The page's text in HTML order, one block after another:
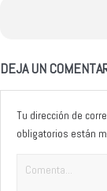
DEJA UN
Tu dirección de
obligatorios están